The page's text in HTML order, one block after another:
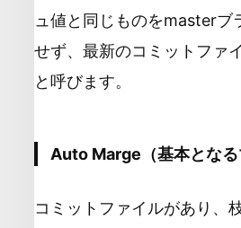
ュ値と同じものをmasterブ
せず、最新のコミットファ
と呼びます。
Auto Marge（基本となる
コミットファイルがあり、